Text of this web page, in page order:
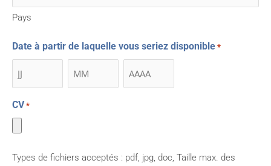
Pays
Date à partir de laquelle vous seriez disponible *
CV *
Types de fichiers acceptés : pdf, jpg, doc, Taille max. des